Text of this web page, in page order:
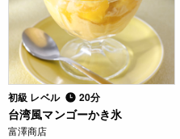
初級 レベル 20分
台湾風マンゴーかき氷
富澤商店